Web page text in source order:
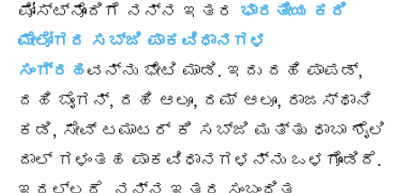
ಪೋಸ್ಟ್ನೊಂದಿಗೆ ನನ್ನ ಇತರ ಭಾರತೀಯ ಕರಿ
ಮೇಲೋಗರ ಸಬ್ಜಿ ಪಾಕವಿಧಾನಗಳ
ಸಂಗ್ರಹವನ್ನು ಭೇಟಿ ಮಾಡಿ. ಇದು ದಹಿ ಪಾಪಡ್,
ದಹಿ ಬೈಂಗನ್, ದಹಿ ಆಲೂ, ದಮ್ ಆಲೂ, ರಾಜಸ್ಥಾನಿ
ಕಡಿ, ಸೇವ್ ಟಮಾಟರ್ ಕಿ ಸಬ್ಜಿ ಮತ್ತು ಧಾಬಾ ಶೈಲಿ
ದಾಲ್ ಗಳಂತಹ ಪಾಕವಿಧಾನಗಳನ್ನು ಒಳಗೊಂಡಿದೆ.